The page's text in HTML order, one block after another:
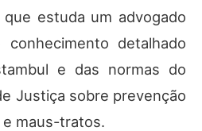
estuda um advogado
detalhado
e das normas do
Justiça sobre prevenção
maus-tratos.